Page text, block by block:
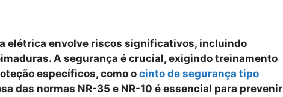
elétrica envolve riscos significativos, incluindo
A segurança é crucial, exigindo treinamento
específicos, como o cinto de segurança tipo
das normas NR-35 e NR-10 é essencial para prevenir